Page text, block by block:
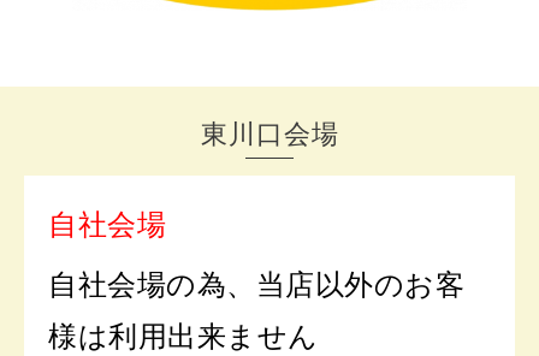
東川口会場
自社会場
自社会場の為、当店以外のお客
様は利用出来ません